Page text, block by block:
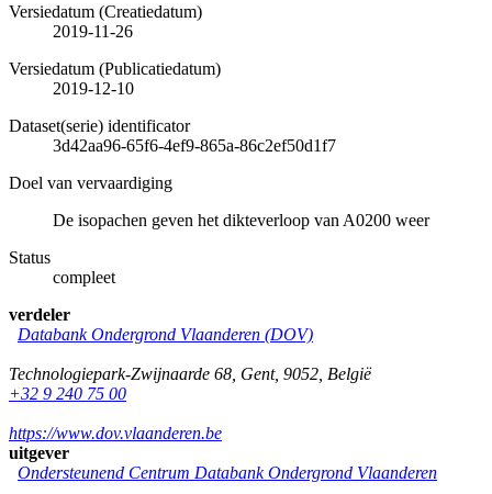
Versiedatum (Creatiedatum)
2019-11-26
Versiedatum (Publicatiedatum)
2019-12-10
Dataset(serie) identificator
3d42aa96-65f6-4ef9-865a-86c2ef50d1f7
Doel van vervaardiging
De isopachen geven het dikteverloop van A0200 weer
Status
compleet
verdeler
Databank Ondergrond Vlaanderen (DOV)
Technologiepark-Zwijnaarde 68 Gent, 9052 België
+32 9 240 75 00
https://www.dov.vlaanderen.be
uitgever
Ondersteunend Centrum Databank Ondergrond Vlaanderen